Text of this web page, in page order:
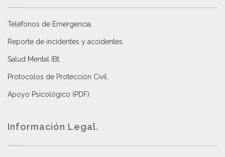
Teléfonos de Emergencia.
Reporte de incidentes y accidentes
Salud Mental IBt
Protocolos de Protección Civil
Apoyo Psicológico (PDF)
Información Legal.